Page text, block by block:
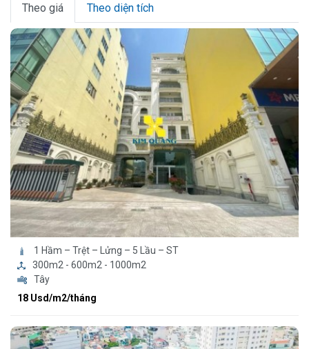
Theo giá Theo diện tích
1 Hầm – Trệt – Lửng – 5 Lầu – ST
300m2 - 600m2 - 1000m2
Tây
18 Usd/m2/tháng